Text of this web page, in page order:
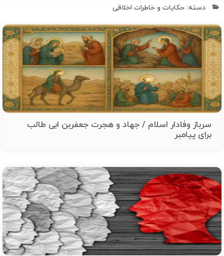
دسته: حکایات و خاطرات اخلاقی
سرباز وفادار اسلام / جهاد و هجرت جعفربن ابی طالب
برای پیامبر